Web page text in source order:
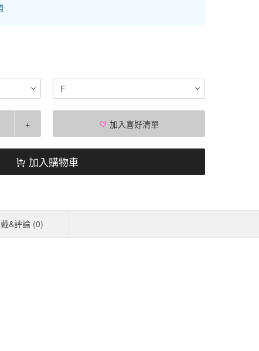
F
+ 加入喜好清單
加入購物車
&評論 (0)